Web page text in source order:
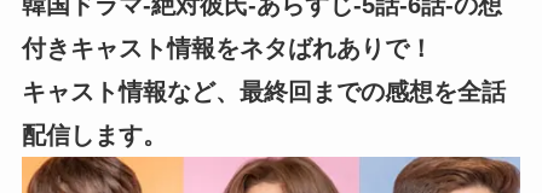
付きキャスト情報をネタばれありで！
キャスト情報など、最終回までの感想を全話
配信します。